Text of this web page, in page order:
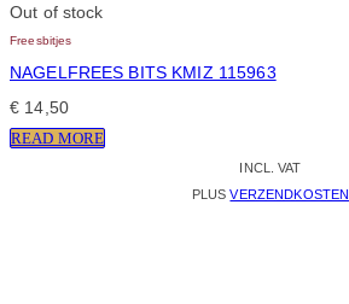
Out of stock
Freesbitjes
NAGELFREES BITS KMIZ 115963
€ 14,50
READ MORE
INCL. VAT
PLUSVERZENDKOSTEN